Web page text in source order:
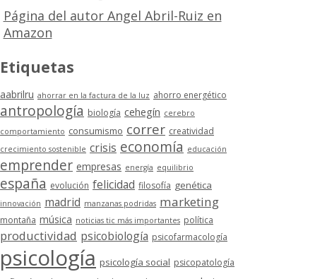
Página del autor Angel Abril-Ruiz en
Amazon
Etiquetas
aabrilru ahorrar en la factura de la luz ahorro energético
antropología biología cehegín cerebro
comportamiento consumismo correr creatividad
crecimiento sostenible crisis economía educación
emprender empresas energía equilibrio
españa evolución felicidad filosofía genética
innovación madrid manzanas podridas marketing
montaña música noticias tic más importantes política
productividad psicobiología psicofarmacología
psicología psicología social psicopatología